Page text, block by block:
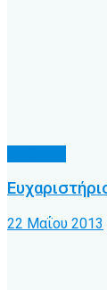
22 Μαΐου 2013